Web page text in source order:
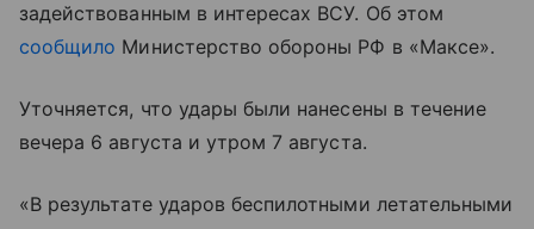
задействованным в интересах ВСУ. Об этом
сообщило Министерство обороны РФ в «Максе».
Уточняется, что удары были нанесены в течение
вечера 6 августа и утром 7 августа.
«В результате ударов беспилотными летательными